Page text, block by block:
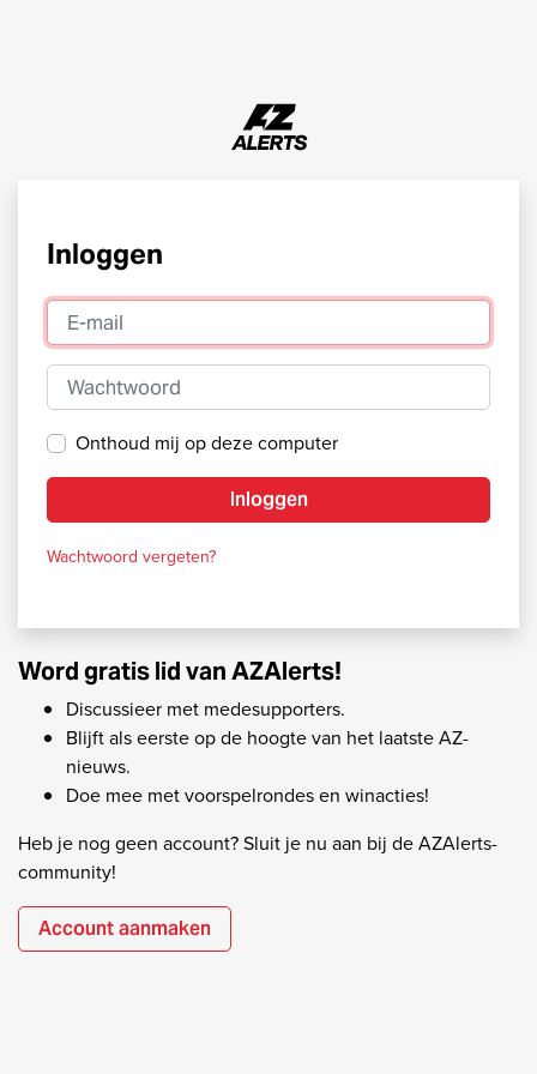
Inloggen
E-mail
Wachtwoord
Onthoud mij op deze computer
Inloggen
Wachtwoord vergeten?
Word gratis lid van AZAlerts!
Discussieer met medesupporters.
Blijft als eerste op de hoogte van het laatste AZ-
nieuws.
Doe mee met voorspelrondes en winacties!
Heb je nog geen account? Sluit je nu aan bij de AZAlerts-
community!
Account aanmaken